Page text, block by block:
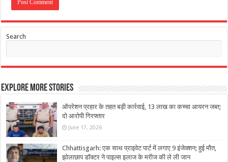
Search
Explore More Stories
ऑपरेशन प्रहार के तहत बड़ी कार्रवाई, 13 लाख का कच्चा आयरन जब्त;
दो आरोपी गिरफ्तार
June 17, 2026
Chhattisgarh: एक साथ प्राइवेट पार्ट में लगाए 9 इंजेक्शन; हुई मौत,
झोलाछाप डॉक्टर ने पाइल्स इलाज के मरीज की ले ली जान